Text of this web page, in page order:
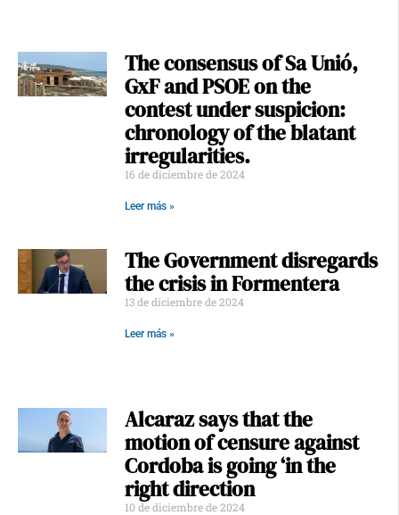
The consensus of Sa Unió,
GxF and PSOE on the
contest under suspicion:
chronology of the blatant
irregularities.
16 de diciembre de 2024
Leer más »
The Government disregards
the crisis in Formentera
13 de diciembre de 2024
Leer más »
Alcaraz says that the
motion of censure against
Cordoba is going ‘in the
right direction
10 de diciembre de 2024